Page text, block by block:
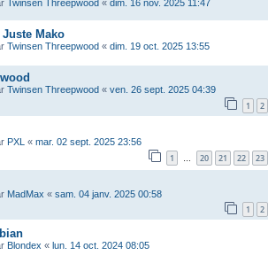
Twinsen Threepwood « dim. 16 nov. 2025 11:47
Mako
Twinsen Threepwood « dim. 19 oct. 2025 13:55
Twinsen Threepwood « ven. 26 sept. 2025 04:39
1 2
PXL « mar. 02 sept. 2025 23:56
1 … 20 21 22 23
MadMax « sam. 04 janv. 2025 00:58
1 2
Blondex « lun. 14 oct. 2024 08:05